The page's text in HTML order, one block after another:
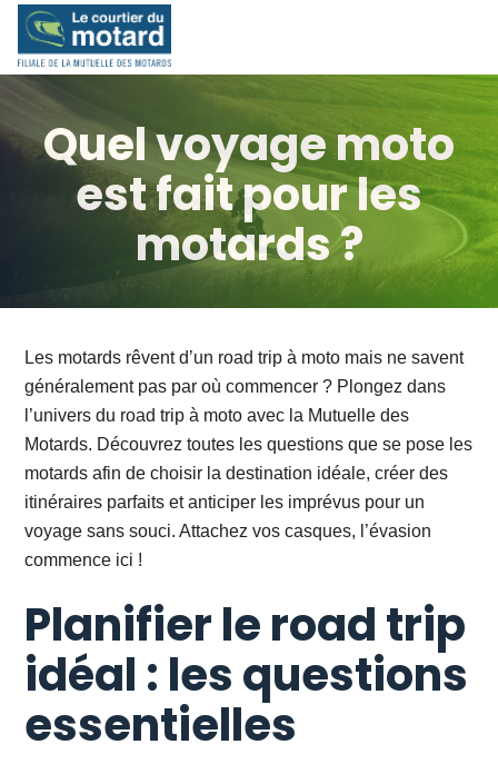
Skip
content
Quel voyage moto
est fait pour les
motards ?
Les motards rêvent d’un road trip à moto mais ne savent
généralement pas par où commencer ? Plongez dans
l’univers du road trip à moto avec la Mutuelle des
Motards. Découvrez toutes les questions que se pose les
motards afin de choisir la destination idéale, créer des
itinéraires parfaits et anticiper les imprévus pour un
voyage sans souci. Attachez vos casques, l’évasion
commence ici !
Planifier le road trip
idéal : les questions
essentielles